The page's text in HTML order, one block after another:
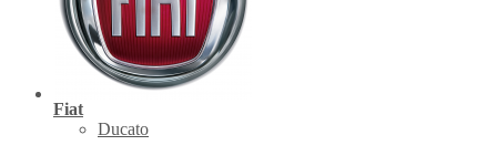
Fiat
Ducato